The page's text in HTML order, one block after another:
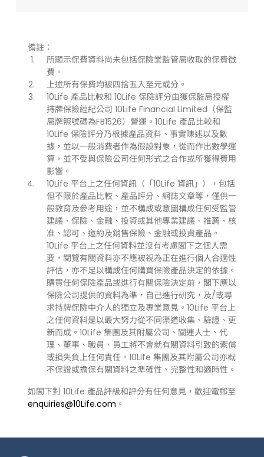
備註：
所顯示保費資料尚未包括保險業監管局收取的保費徵
費。
上述所有保費均被四捨五入至元或分。
10Life 產品比較和 10Life 保險評分由獲保監局授權
持牌保險經紀公司 10Life Financial Limited（保監
局牌照號碼為FB1526）營運。10Life 產品比較和
10Life 保險評分乃根據產品資料、事實陳述以及數
據，並以一般消費者作為假設對象，從而作出數學運
算，並不受與保險公司任何形式之合作或所獲得費用
影響。
10Life 平台上之任何資訊（「10Life 資訊」），包括
但不限於產品比較、產品評分、網誌文章等，僅供一
般教育及參考用途，並不構成或意圖構成任何受監管
建議、保險、金融、投資或其他專業建議、推薦、核
准、認可、邀約及銷售保險、金融或投資產品。
10Life 平台上之任何資料並沒有考慮閣下之個人需
要，閱覽有關資料亦不應被視為正在進行個人合適性
評估，亦不足以構成任何購買保險產品決定的依據。
購買任何保險產品或進行有關保險決定前，閣下應以
保險公司提供的資料為準，自己進行研究，及/或尋
求持牌保險中介人的獨立及專業意見。10Life 平台上
之任何資料是以最大努力從不同渠道收集、驗證、更
新而成。10Life 集團及其附屬公司、關連人士、代
理、董事、職員、員工將不會就有關資料引致的索償
或損失負上任何責任。10Life 集團及其附屬公司亦概
不保證或擔保有關資料之準確性、完整性和適時性。
如閣下對 10Life 產品評級和評分有任何意見，歡迎電郵至
enquiries@10Life.com 。